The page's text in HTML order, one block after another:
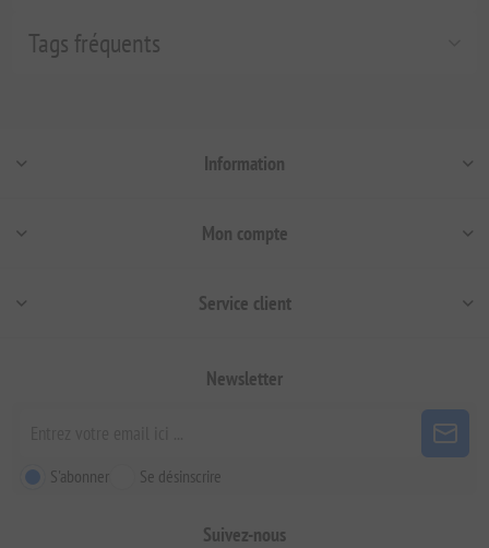
Tags fréquents
Information
Mon compte
Service client
Newsletter
S'abonner Se désinscrire
Suivez-nous